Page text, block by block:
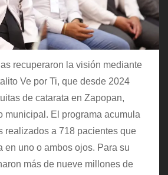
recuperaron la visión mediante
Ve por Ti, que desde 2024
de catarata en Zapopan,
municipal. El programa acumula
realizados a 718 pacientes que
en uno o ambos ojos. Para su
más de nueve millones de